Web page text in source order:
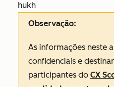
hukh
Observação:
As informações neste
confidenciais e
participantes do CX